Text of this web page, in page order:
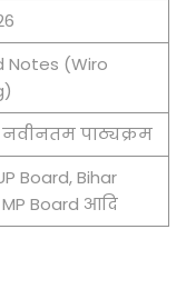
Notes (Wiro
नवीनतम पाठ्यक्रम
Board, Bihar
Board आदि